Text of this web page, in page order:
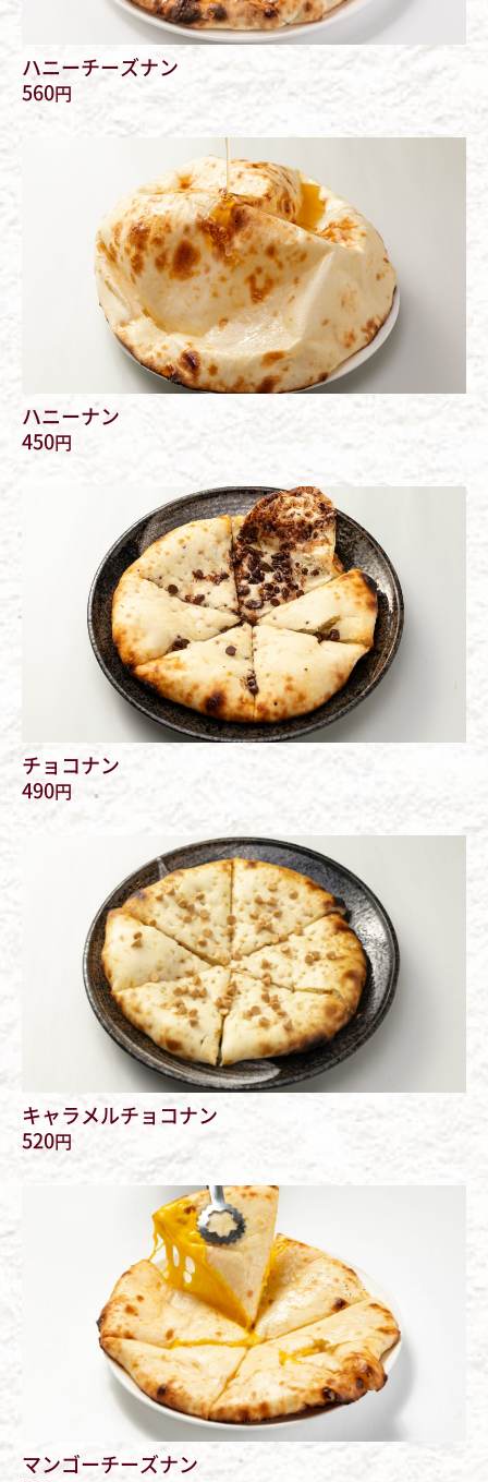
ハニーチーズナン
560円
ハニーナン
450円
チョコナン
490円
キャラメルチョコナン
520円
マンゴーチーズナン